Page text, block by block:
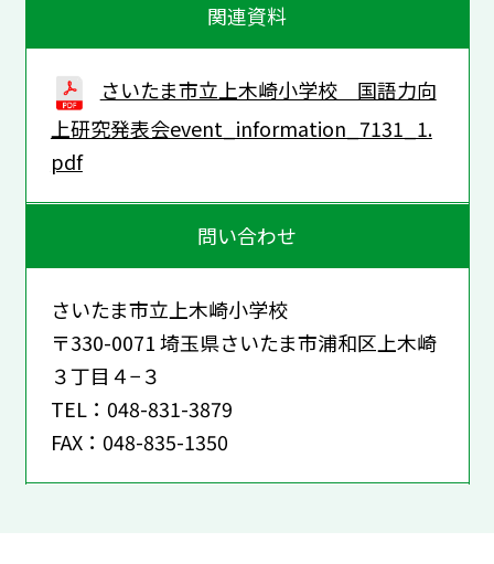
関連資料
さいたま市立上木崎小学校 国語力向
上研究発表会event_information_7131_1.
pdf
問い合わせ
さいたま市立上木崎小学校
〒330-0071 埼玉県さいたま市浦和区上木崎
３丁目４−３
TEL：048-831-3879
FAX：048-835-1350